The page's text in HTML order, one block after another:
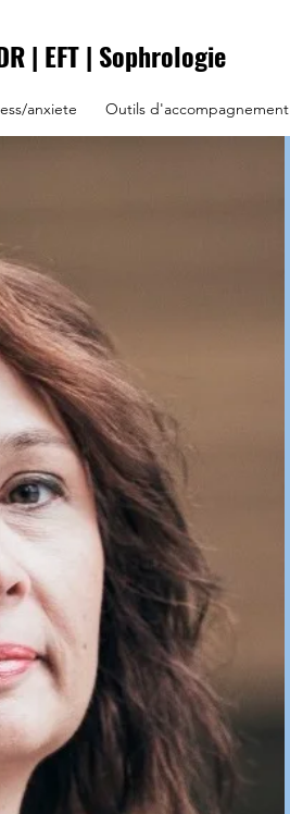
| EFT| Sophrologie
anxiete Outils d'accompagnement